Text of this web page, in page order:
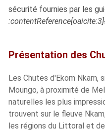
sécurité fournies par les
Présentation des
Les Chutes d'Ekom Nkam,
Moungo, à proximité de
naturelles les plus
trouvent sur le fleuve
les régions du Littoral et